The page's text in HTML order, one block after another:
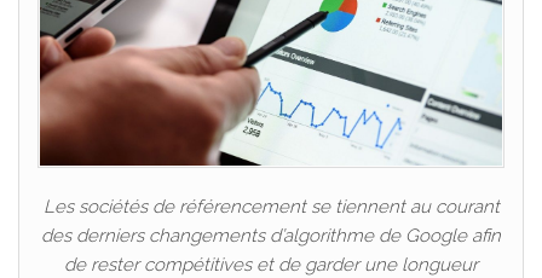
Les sociétés de référencement se tiennent au courant
des derniers changements d’algorithme de Google afin
de rester compétitives et de garder une longueur